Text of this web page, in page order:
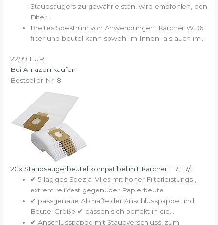
Staubsaugers zu gewährleisten, wird empfohlen, den
Filter...
Breites Spektrum von Anwendungen: Kärcher WD6
filter und beutel kann sowohl im Innen- als auch im...
22,99 EUR
Bei Amazon kaufen
Bestseller Nr. 8
20x Staubsaugerbeutel kompatibel mit Kärcher T 7, T7/1
✔ 5 lagiges Spezial Vlies mit hoher Filterleistungs ,
extrem reißfest gegenüber Papierbeutel
✔ passgenaue Abmaße der Anschlusspappe und
Beutel Größe ✔ passen sich perfekt in die...
✔ Anschlusspappe mit Staubverschluss, zum